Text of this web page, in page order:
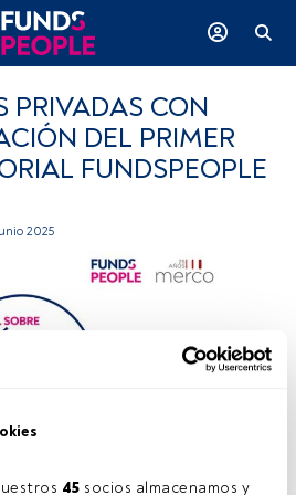
45 socios almacenamos y
PRIVADAS CON
DEL PRIMER
FUNDSPEOPLE
2025